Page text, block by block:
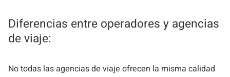
Diferencias entre operadores y agencias
de viaje:
No todas las agencias de viaje ofrecen la misma calidad